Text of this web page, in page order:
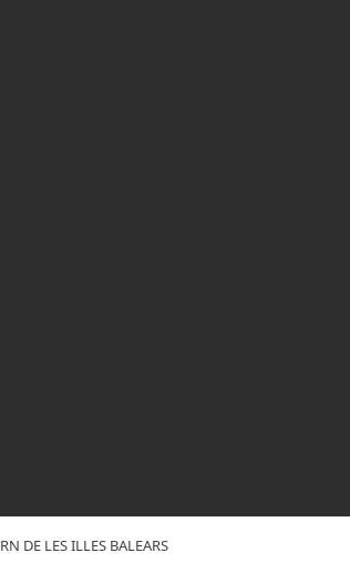
DE LES ILLES BALEARS